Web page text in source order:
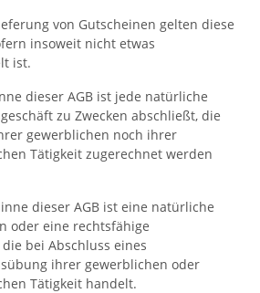
von Gutscheinen gelten diese
insoweit nicht etwas
ist.
dieser AGB ist jede natürliche
zu Zwecken abschließt, die
gewerblichen noch ihrer
Tätigkeit zugerechnet werden
dieser AGB ist eine natürliche
oder eine rechtsfähige
bei Abschluss eines
ihrer gewerblichen oder
Tätigkeit handelt.